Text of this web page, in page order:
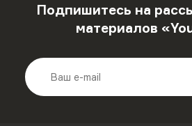
Подпишитесь на
материалов